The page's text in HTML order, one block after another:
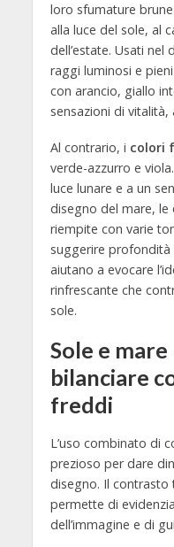
loro sfumature
alla luce del sole, al
dell’estate. Usati
raggi luminosi e
con arancio, giallo
sensazioni di
Al contrario, i colori
verde-azzurro e
luce lunare e a un
disegno del mare, le
riempite con varie
suggerire profondità
aiutano a evocare
rinfrescante che
sole.
Sole e mare
bilanciare
freddi
L’uso combinato di
prezioso per dare
disegno. Il contrasto
permette di
dell’immagine e di